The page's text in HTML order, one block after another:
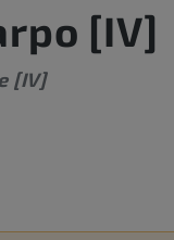
[IV]
[IV]